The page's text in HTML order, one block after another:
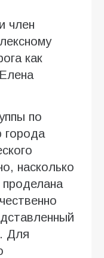
член
как
по
города
насколько
Для